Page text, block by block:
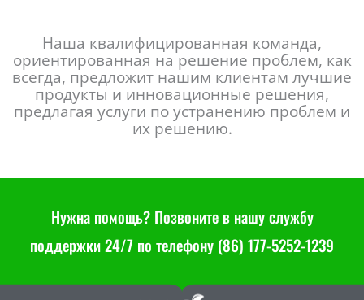
Наша квалифицированная команда,
ориентированная на решение проблем, как
всегда, предложит нашим клиентам лучшие
продукты и инновационные решения,
предлагая услуги по устранению проблем и
их решению.
Нужна помощь? Позвоните в нашу службу
поддержки 24/7 по телефону (86) 177-5252-1239